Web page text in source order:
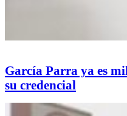
García Parra ya es
su credencial